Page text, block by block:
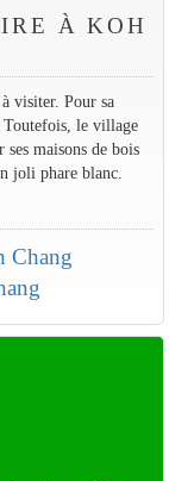
À KOH
visiter. Pour sa
Toutefois, le village
maisons de bois
joli phare blanc.
Chang